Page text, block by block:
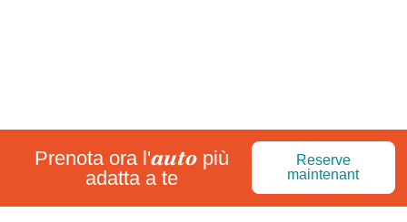
Prenota ora l'auto più
adatta a te
Reserve
maintenant